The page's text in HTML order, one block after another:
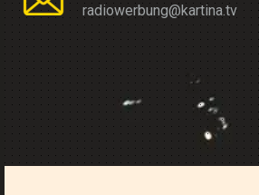
radiowerbung@kartina.tv